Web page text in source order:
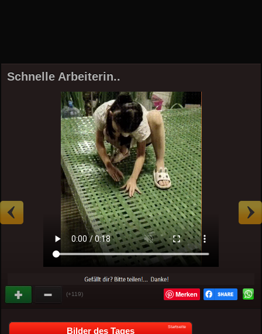
Schnelle Arbeiterin..
(+119) Merken
Bilder des Tages Startseite